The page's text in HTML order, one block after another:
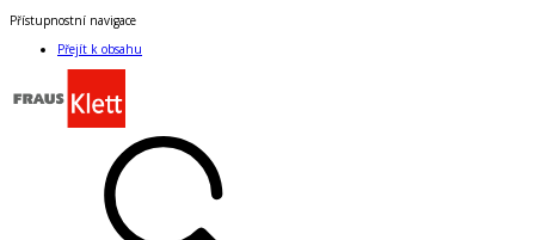
Přístupnostní navigace
Přejít k obsahu